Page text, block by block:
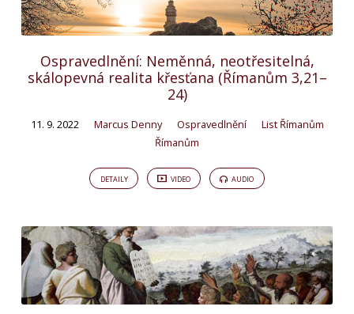
Ospravedlnění: Neměnná, neotřesitelná,
skálopevná realita křesťana (Římanům 3,21–
24)
11. 9. 2022 Marcus Denny Ospravedlnění
List Římanům
Římanům
DETAILY VIDEO AUDIO